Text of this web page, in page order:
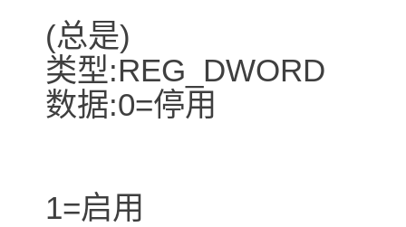
(总是)
类型:REG_DWORD
数据:0=停用
1=启用